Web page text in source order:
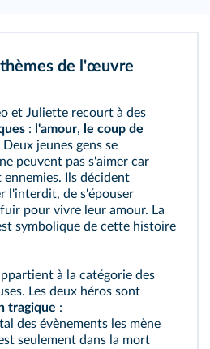
thèmes de l'œuvre
et Juliette recourt à des
: l'amour, le coup de
Deux jeunes gens se
peuvent pas s'aimer car
ennemies. Ils décident
l'interdit, de s'épouser
pour vivre leur amour. La
symbolique de cette histoire
à la catégorie des
Les deux héros sont
tragique :
des évènements les mène
seulement dans la mort